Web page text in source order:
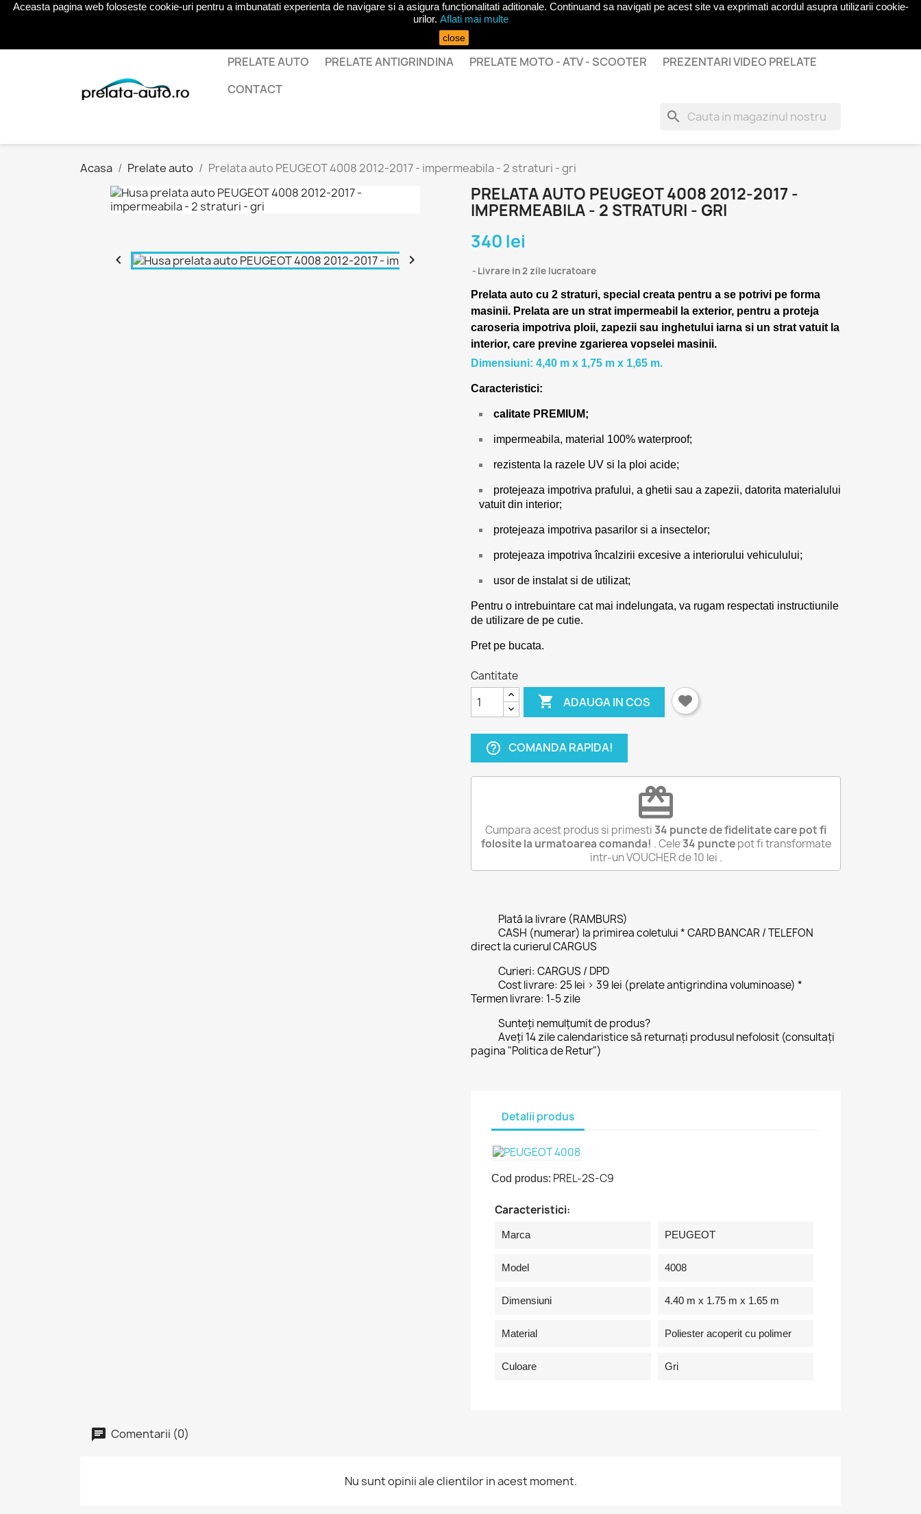
Autentificare (0)
PRELATE AUTO PRELATE ANTIGRINDINA PRELATE MOTO - ATV - SCOOTER
PREZENTARI VIDEO PRELATE
CONTACT
search
Acasa Prelate auto Prelata auto PEUGEOT 4008 2012-2017 - impermeabila - 2 straturi - gri
 
PRELATA AUTO PEUGEOT 4008 2012-2017 -
IMPERMEABILA - 2 STRATURI - GRI
340 lei
Livrare in 2 zile lucratoare
Prelata auto cu 2 straturi, special creata pentru a se potrivi pe forma
masinii. Prelata are un strat impermeabil la exterior, pentru a proteja
caroseria impotriva ploii, zapezii sau inghetului iarna si un strat vatuit la
interior, care previne zgarierea vopselei masinii.
Dimensiuni: 4,40 m x 1,75 m x 1,65 m.
Caracteristici:
calitate PREMIUM;
impermeabila, material 100% waterproof;
rezistenta la razele UV si la ploi acide;
protejeaza impotriva prafului, a ghetii sau a zapezii, datorita materialului
vatuit din interior;
protejeaza impotriva pasarilor si a insectelor;
protejeaza impotriva încalzirii excesive a interiorului vehiculului;
usor de instalat si de utilizat;
Pentru o intrebuintare cat mai indelungata, va rugam respectati instructiunile
de utilizare de pe cutie.
Pret pe bucata.
Cantitate
 ADAUGA IN COS
help_outline COMANDA RAPIDA!
redeem
Cumpara acest produs si primesti34 puncte de fidelitate care pot fi
folosite la urmatoarea comanda! . Cele34 punctepot fi transformate
intr-un VOUCHER de10 lei .
Plată la livrare (RAMBURS)
CASH (numerar) la primirea coletului * CARD BANCAR / TELEFON
direct la curierul CARGUS
Curieri: CARGUS / DPD
Cost livrare: 25 lei > 39 lei (prelate antigrindina voluminoase) *
Termen livrare: 1-5 zile
Sunteți nemulțumit de produs?
Aveți 14 zile calendaristice să returnați produsul nefolosit (consultați
pagina "Politica de Retur")
Detalii produs
Cod produs: PREL-2S-C9
Caracteristici:
Marca PEUGEOT
Model 4008
Dimensiuni 4.40 m x 1.75 m x 1.65 m
Material Poliester acoperit cu polimer
Culoare Gri
Comentarii (0)
Nu sunt opinii ale clientilor in acest moment.
Aceasta pagina web foloseste cookie-uri pentru a imbunatati experienta de navigare si a asigura funcționalitati aditionale. Continuand sa navigati pe acest site va exprimati acordul asupra utilizarii cookie-
urilor. Aflati mai multe
close
Intra in cont